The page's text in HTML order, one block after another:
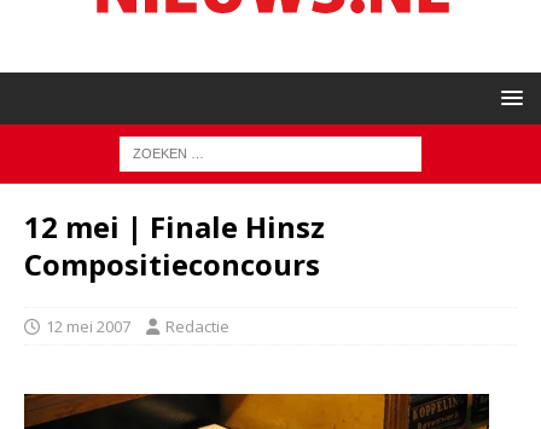
12 mei | Finale Hinsz
Compositieconcours
12 mei 2007 Redactie